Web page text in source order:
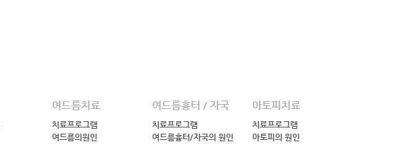
여드름치료
치료프로그램
여드름의원인
여드름흉터／자국
치료프로그램
여드름흉터/자국의 원인
아토피치료
치료프로그램
아토피의 원인